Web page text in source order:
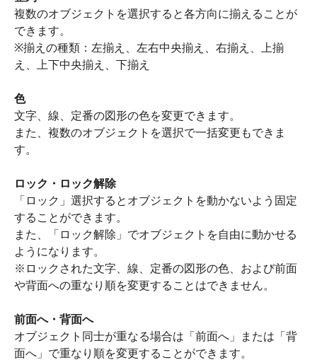
複数のオブジェクトを選択すると各方向に揃えることが
できます。
※揃えの種類：左揃え、左右中央揃え、右揃え、上揃
え、上下中央揃え、下揃え
色
文字、線、定番の図形の色を変更できます。
また、複数のオブジェクトを選択で一括変更もできま
す。
ロック・ロック解除
「ロック」選択するとオブジェクトを動かないよう固定
することができます。
また、「ロック解除」でオブジェクトを自由に動かせる
ようになります。
※ロックされた文字、線、定番の図形の色、および前面
や背面への重なり順を変更することはできません。
前面へ・背面へ
オブジェクト同士が重なる場合は「前面へ」または「背
面へ」で重なり順を変更することができます。